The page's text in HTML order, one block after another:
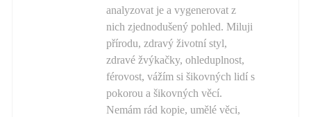
analyzovat je a vygenerovat z
nich zjednodušený pohled. Miluji
přírodu, zdravý životní styl,
zdravé žvýkačky, ohleduplnost,
férovost, vážím si šikovných lidí s
pokorou a šikovných věcí.
Nemám rád kopie, umělé věci,